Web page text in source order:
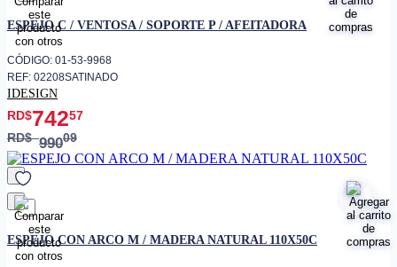
favorito
ESPEJO C / VENTOSA / SOPORTE P / AFEITADORA
CÓDIGO: 01-53-9968
REF: 02208SATINADO
IDESIGN
RD$74257
RD$99009
favorito
ESPEJO CON ARCO M / MADERA NATURAL 110X50C